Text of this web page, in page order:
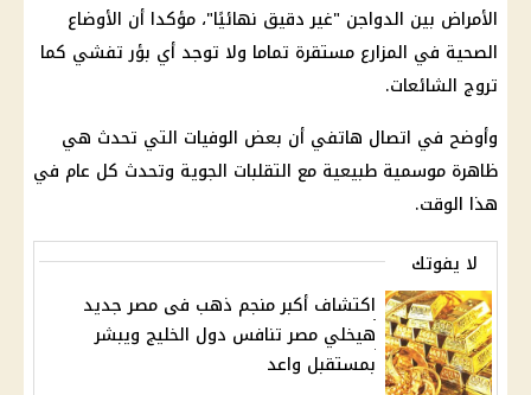
الأمراض بين الدواجن "غير دقيق نهائيًا"، مؤكدا أن الأوضاع
الصحية في المزارع مستقرة تماما ولا توجد أي بؤر تفشي كما
تروج الشائعات.
وأوضح في اتصال هاتفي أن بعض الوفيات التي تحدث هي
ظاهرة موسمية طبيعية مع التقلبات الجوية وتحدث كل عام في
هذا الوقت.
لا يفوتك
اكتشاف أكبر منجم ذهب فى مصر جديد
هيخلي مصر تنافس دول الخليج ويبشر
بمستقبل واعد